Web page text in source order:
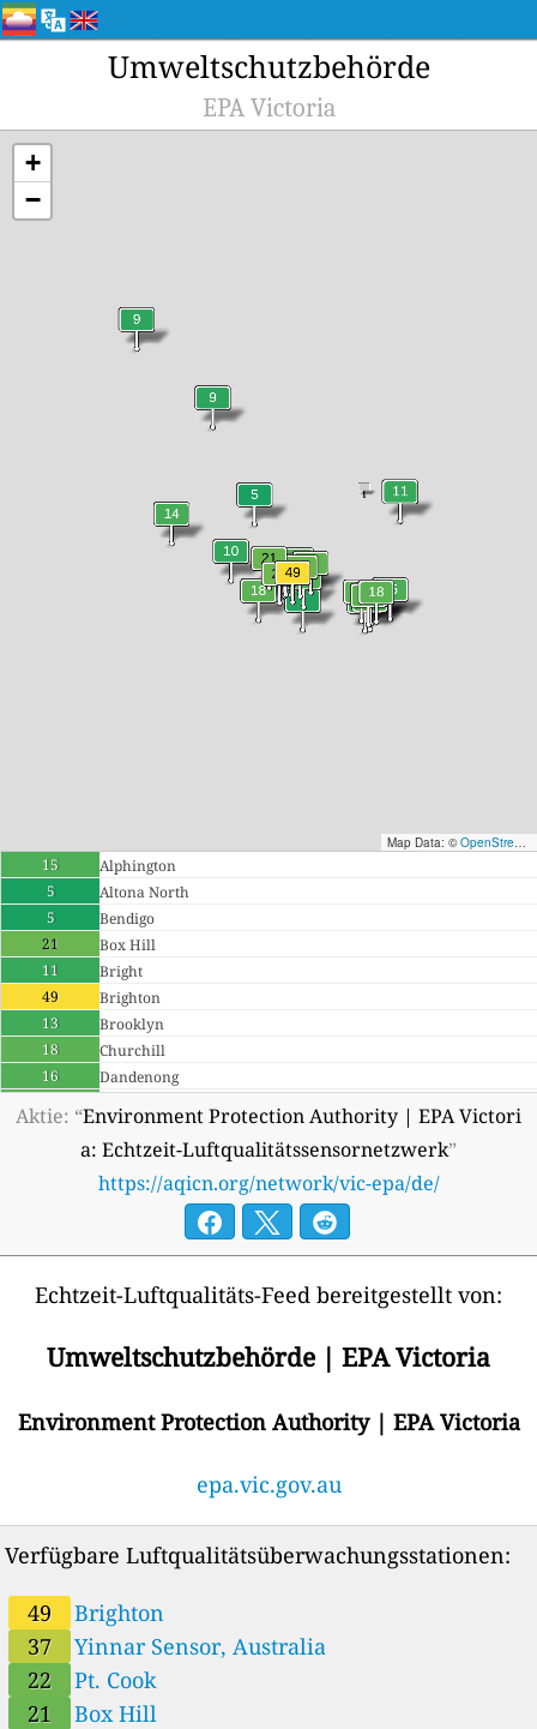
Umweltschutzbehörde
EPA Victoria
+
−
Map Data: © OpenStreetMap contributors
15
Alphington
5
Altona North
5
Bendigo
21
Box Hill
11
Bright
49
Brighton
13
Brooklyn
18
Churchill
16
Dandenong
Footscray
18
GeelongSth.
Kingsville
Macleod
Melbourne CBD
9
Mildura
18
Moe
Mooroolbark
18
Morwell Sth.
15
Rosedale
--
175 Tage
Wangaratta
Australia 🇦🇺
10
Mount Clear, Australia
14
Stawell, Australia
12
Aktie: “Environment Protection Authority | EPA Victori
a: Echtzeit-Luftqualitätssensornetzwerk”
https://aqicn.org/network/vic-epa/de/
Echtzeit-Luftqualitäts-Feed bereitgestellt von:
Umweltschutzbehörde | EPA Victoria
Environment Protection Authority | EPA Victoria
epa.vic.gov.au
Verfügbare Luftqualitätsüberwachungsstationen:
49
Brighton
37
Yinnar Sensor, Australia
22
Pt. Cook
21
Box Hill